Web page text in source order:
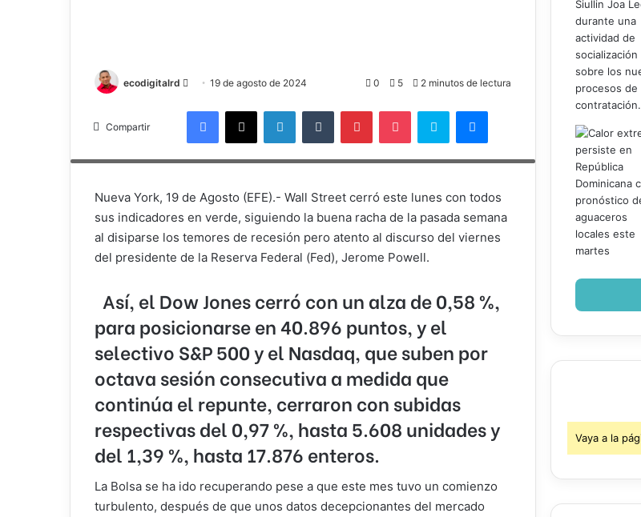
ecodigitalrd
Send
email
19 de agosto de 2024 0 5 2 minutos de lectura
Compartir
Facebook
X LinkedInTumblr PinterestPocket Skype Messenger
En otros mercados, el petróleo de Texas perdió el nivel de los 74 dólares, y al cierre de la Bolsa el
Nueva York, 19 de Agosto (EFE).- Wall Street cerró este lunes con todos
sus indicadores en verde, siguiendo la buena racha de la pasada semana
al disiparse los temores de recesión pero atento al discurso del viernes
del presidente de la Reserva Federal (Fed), Jerome Powell.
Así, el Dow Jones cerró con un alza de 0,58 %,
para posicionarse en 40.896 puntos, y el
selectivo S&P 500 y el Nasdaq, que suben por
octava sesión consecutiva a medida que
continúa el repunte, cerraron con subidas
respectivas del 0,97 %, hasta 5.608 unidades y
del 1,39 %, hasta 17.876 enteros.
La Bolsa se ha ido recuperando pese a que este mes tuvo un comienzo
turbulento, después de que unos datos decepcionantes del mercado
Vaya a la